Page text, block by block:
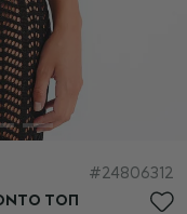
ΤΟΠ
24806312